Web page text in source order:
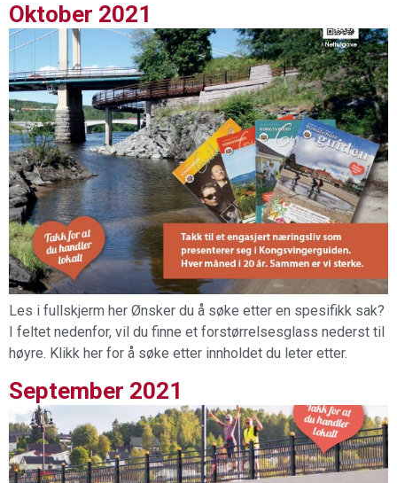
Oktober 2021
Les i fullskjerm her Ønsker du å søke etter en spesifikk sak?
I feltet nedenfor, vil du finne et forstørrelsesglass nederst til
høyre. Klikk her for å søke etter innholdet du leter etter.
September 2021